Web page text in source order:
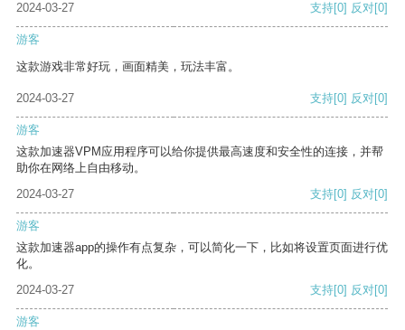
2024-03-27 支持[0] 反对[0]
游客
这款游戏非常好玩，画面精美，玩法丰富。
2024-03-27 支持[0] 反对[0]
游客
这款加速器VPM应用程序可以给你提供最高速度和安全性的连接，并帮
助你在网络上自由移动。
2024-03-27
支持[0] 反对[0]
游客
这款加速器app的操作有点复杂，可以简化一下，比如将设置页面进行优
化。
2024-03-27
支持[0] 反对[0]
游客